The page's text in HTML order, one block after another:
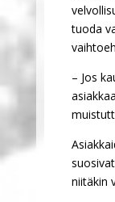
tuoda
– Jos
niitäkin